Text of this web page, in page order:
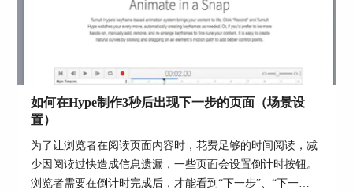
多边形为矢量形状，通过把多边形的顶点变为锚点，拖动锚点两
边的线段，可以改变多边形的形状。
如何在Hype制作3秒后出现下一步的页面（场景设
置）
为了让浏览者在阅读页面内容时，花费足够的时间阅读，减
少因阅读过快造成信息遗漏，一些页面会设置倒计时按钮。
浏览者需要在倒计时完成后，才能看到“下一步”、“下一